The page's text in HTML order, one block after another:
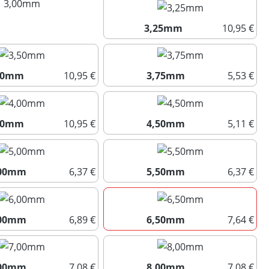
3,00mm(Diese Option ist zurzeit nicht verfügbar.)
3,25mm
10,95 €
3,25mm
10,95 €
3,50mm
3,75mm
5,53 €
3,75mm
10,95 €
4,00mm
4,50mm
5,11 €
4,50mm
6,37 €
5,00mm
5,50mm
6,37 €
5,50mm
6,89 €
6,00mm
6,50mm
7,64 €
6,50mm